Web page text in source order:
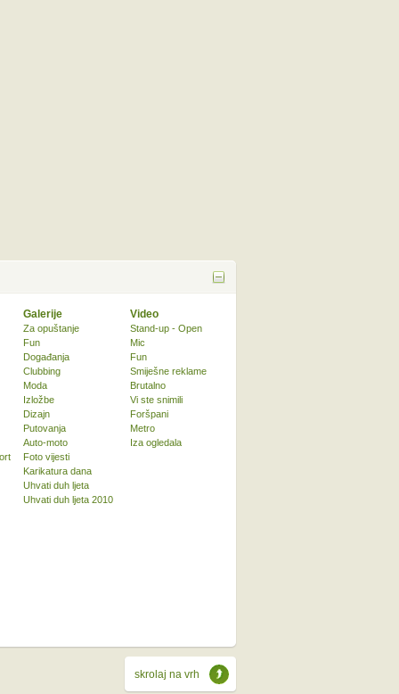
Galerije
Za opuštanje
Fun
Događanja
Clubbing
Moda
Izložbe
Dizajn
Putovanja
Auto-moto
Foto vijesti
Karikatura dana
Uhvati duh ljeta
Uhvati duh ljeta 2010
Video
Stand-up - Open
Mic
Fun
Smiješne reklame
Brutalno
Vi ste snimili
Foršpani
Metro
Iza ogledala
skrolaj na vrh